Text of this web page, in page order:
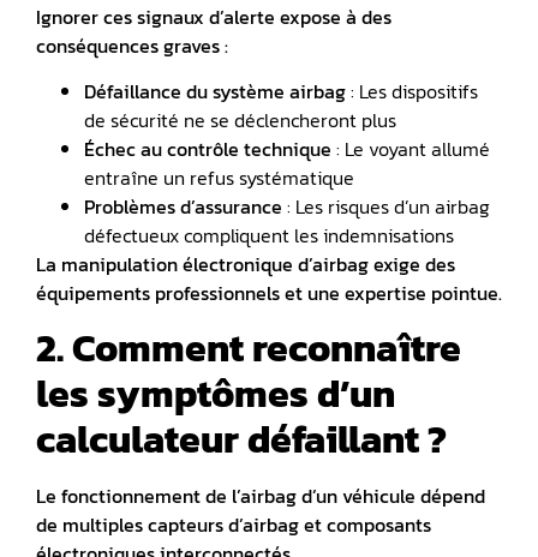
Ignorer ces signaux d’alerte expose à des
conséquences graves :
Défaillance du système airbag: Les dispositifs
de sécurité ne se déclencheront plus
Échec au contrôle technique : Le voyant allumé
entraîne un refus systématique
Problèmes d’assurance : Les risques d’un airbag
défectueux compliquent les indemnisations
La manipulation électronique d’airbag exige des
équipements professionnels et une expertise pointue.
2. Comment reconnaître
les symptômes d’un
calculateur défaillant ?
Le fonctionnement de l’airbag d’un véhicule dépend
de multiples capteurs d’airbag et composants